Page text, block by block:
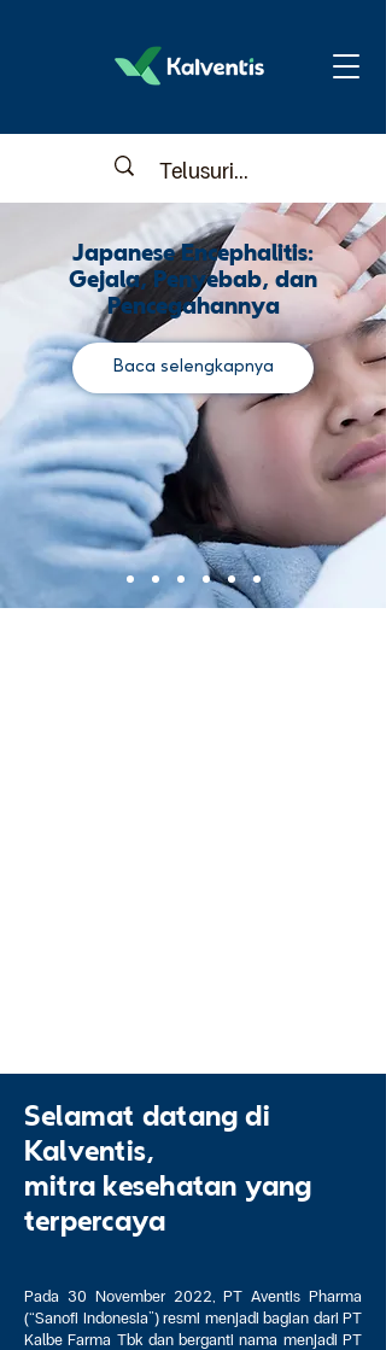
Japanese Encephalitis:
Gejala, Penyebab, dan
Pencegahannya
Baca selengkapnya
Selamat datang di
Kalventis,
mitra kesehatan yang
terpercaya
Pada 30 November 2022, PT Aventis Pharma
(“Sanofi Indonesia”) resmi menjadi bagian dari PT
Kalbe Farma Tbk dan berganti nama menjadi PT